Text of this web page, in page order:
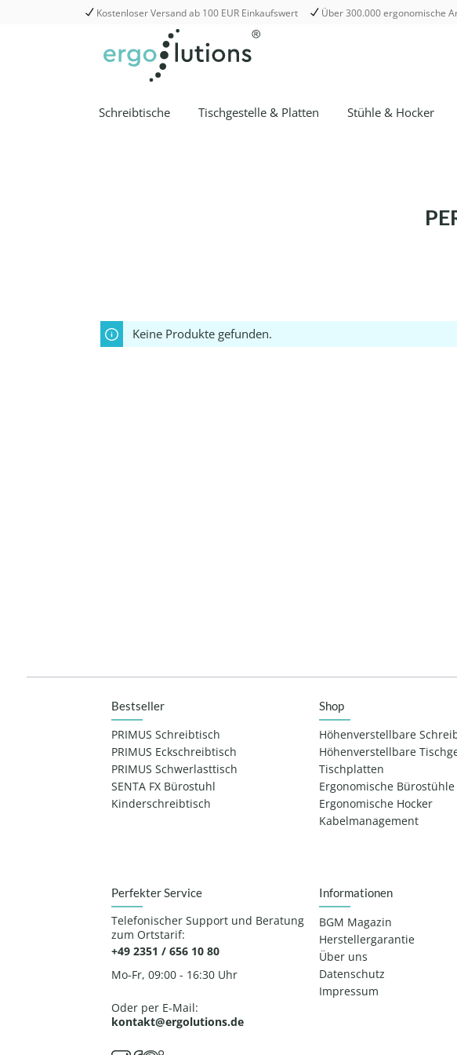
Zur Hauptnavigation springen
Kostenloser Versand ab 100 EUR Einkaufswert Über 300.000 ergonomische
Schreibtische Tischgestelle & Platten Stühle & Hocker
Keine Produkte gefunden.
Bestseller
PRIMUS Schreibtisch
PRIMUS Eckschreibtisch
PRIMUS Schwerlasttisch
SENTA FX Bürostuhl
Kinderschreibtisch
Shop
Höhenverstellbare
Höhenverstellbare
Tischplatten
Ergonomische Bürostühle
Ergonomische Hocker
Kabelmanagement
Perfekter Service
Telefonischer Support und Beratung
zum Ortstarif:
+49 2351 / 656 10 80
Mo-Fr, 09:00 - 16:30 Uhr
Oder per E-Mail:
kontakt@ergolutions.de
Informationen
BGM Magazin
Herstellergarantie
Über uns
Datenschutz
Impressum